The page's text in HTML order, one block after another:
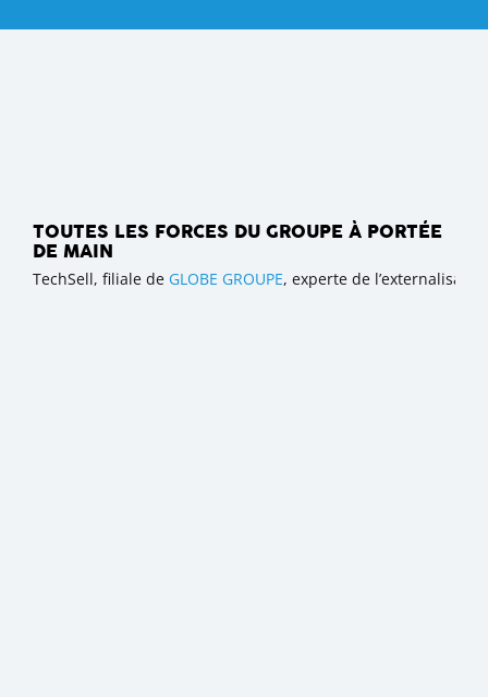
TOUTES LES FORCES DU GROUPE À PORTÉE
DE MAIN
TechSell, filiale de GLOBE GROUPE, experte de